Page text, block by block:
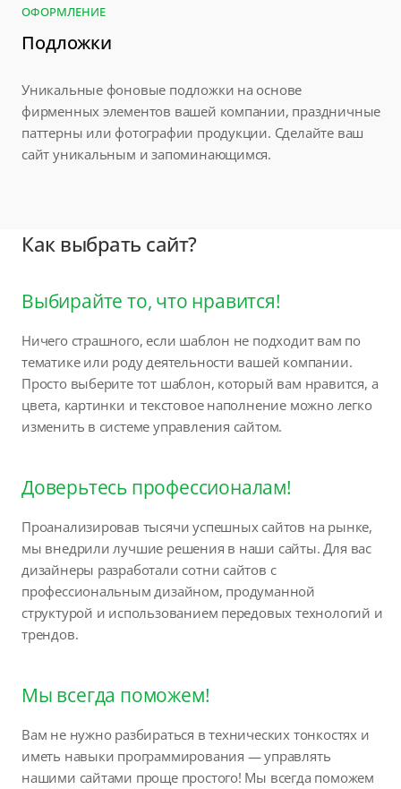
ОФОРМЛЕНИЕ
Подложки
Уникальные фоновые подложки на основе
фирменных элементов вашей компании, праздничные
паттерны или фотографии продукции. Сделайте ваш
сайт уникальным и запоминающимся.
Как выбрать сайт?
Выбирайте то, что нравится!
Ничего страшного, если шаблон не подходит вам по
тематике или роду деятельности вашей компании.
Просто выберите тот шаблон, который вам нравится, а
цвета, картинки и текстовое наполнение можно легко
изменить в системе управления сайтом.
Доверьтесь профессионалам!
Проанализировав тысячи успешных сайтов на рынке,
мы внедрили лучшие решения в наши сайты. Для вас
дизайнеры разработали сотни сайтов с
профессиональным дизайном, продуманной
структурой и использованием передовых технологий и
трендов.
Мы всегда поможем!
Вам не нужно разбираться в технических тонкостях и
иметь навыки программирования — управлять
нашими сайтами проще простого! Мы всегда поможем